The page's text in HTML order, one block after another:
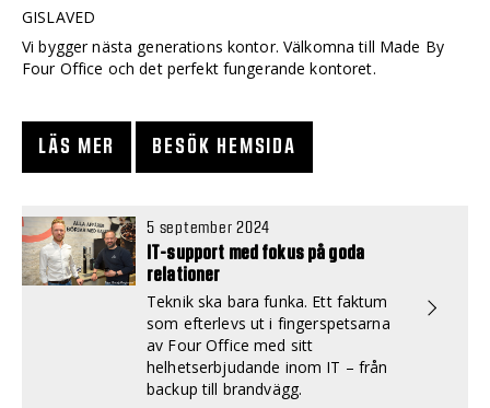
GISLAVED
Vi bygger nästa generations kontor. Välkomna till Made By
Four Office och det perfekt fungerande kontoret.
LÄS MER BESÖK HEMSIDA
5 september 2024
IT-support med fokus på goda
relationer
Teknik ska bara funka. Ett faktum
som efterlevs ut i fingerspetsarna
av Four Office med sitt
helhetserbjudande inom IT – från
backup till brandvägg.